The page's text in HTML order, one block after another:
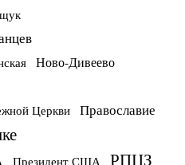
Ново-Дивеево
Церкви Православие
Президент США РПЦЗ